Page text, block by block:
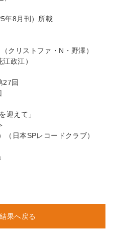
年8月刊）所載
クリストファ・N・野澤）
政江）
27回
迎えて」
日本SPレコードクラブ）
果へ戻る